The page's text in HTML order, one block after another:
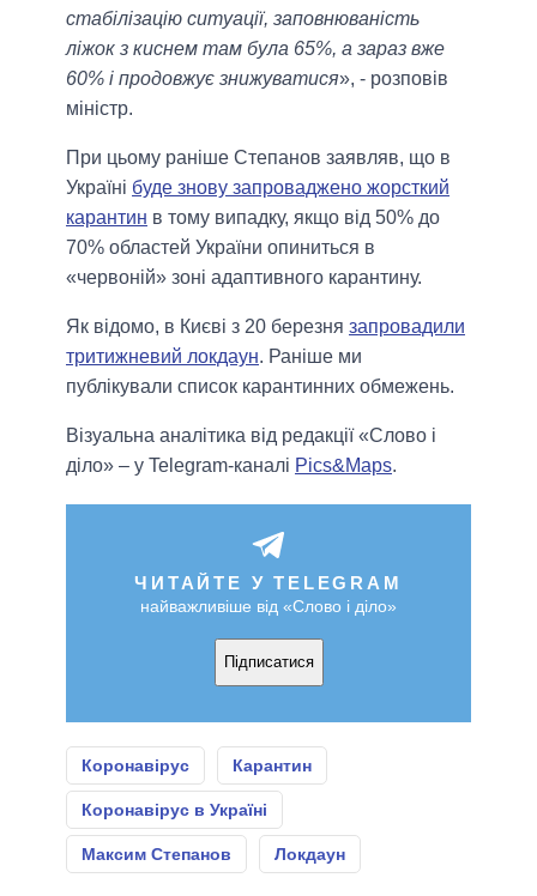
стабілізацію ситуації, заповнюваність
ліжок з киснем там була 65%, а зараз вже
60% і продовжує знижуватися», - розповів
міністр.
При цьому раніше Степанов заявляв, що в
Україні буде знову запроваджено жорсткий
карантин в тому випадку, якщо від 50% до
70% областей України опиниться в
«червоній» зоні адаптивного карантину.
Як відомо, в Києві з 20 березня запровадили
тритижневий локдаун. Раніше ми
публікували список карантинних обмежень.
Візуальна аналітика від редакції «Слово і
діло» – у Telegram-каналі Pics&Maps.
ЧИТАЙТЕ У TELEGRAM
найважливіше від «Слово і діло»
Підписатися
Коронавірус Карантин
Коронавірус в Україні
Максим Степанов Локдаун